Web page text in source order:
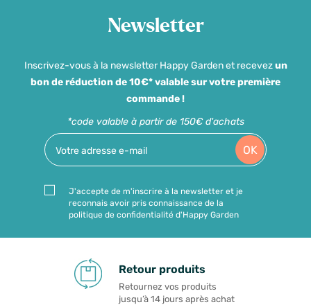
Newsletter
Inscrivez-vous à la newsletter Happy Garden et recevezun
bon de réduction de 10€* valable sur votre première
commande !
*code valable à partir de 150€ d'achats
OK
J'accepte de m'inscrire à la newsletter et je
reconnais avoir pris connaissance de la
politique de confidentialité d'Happy Garden
Retour produits
Retournez vos produits
jusqu’à 14 jours après achat